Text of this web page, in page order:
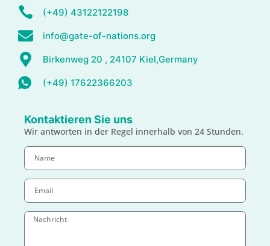
(+49) 43122122198
info@gate-of-nations.org
Birkenweg 20 , 24107 Kiel,Germany
(+49) 17622366203
Kontaktieren Sie uns
Wir antworten in der Regel innerhalb von 24 Stunden.